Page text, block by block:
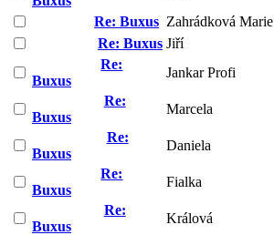
Re: Buxus Zahrádková Marie
Re: Buxus Jiří
Re:
Buxus
Jankar Profi
Re:
Buxus
Marcela
Re:
Buxus
Daniela
Re:
Buxus
Fialka
Re:
Buxus
Králová